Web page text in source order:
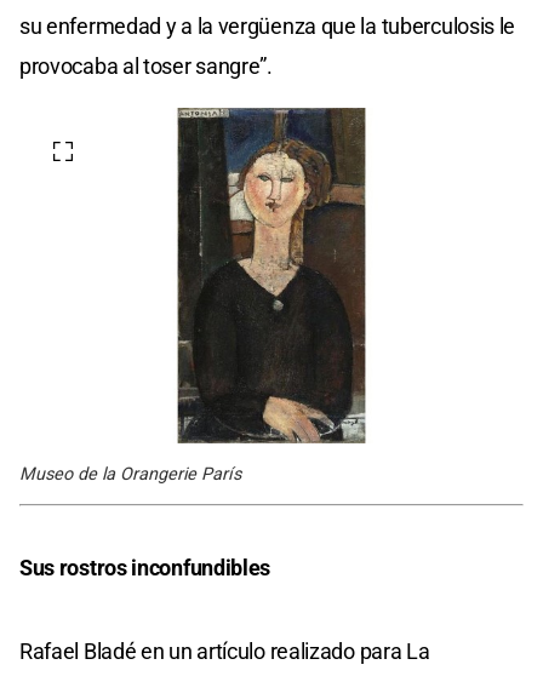
su enfermedad y a la vergüenza que la tuberculosis le
provocaba al toser sangre”.
Museo de la Orangerie París
Sus rostros inconfundibles
Rafael Bladé en un artículo realizado para La